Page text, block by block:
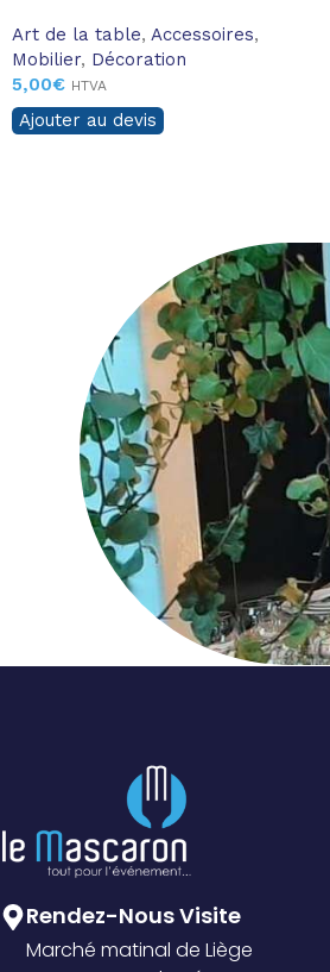
Art de la table, Accessoires,
Mobilier, Décoration
5,00€ HTVA
Ajouter au devis
Rendez-Nous Visite
Marché matinal de Liège